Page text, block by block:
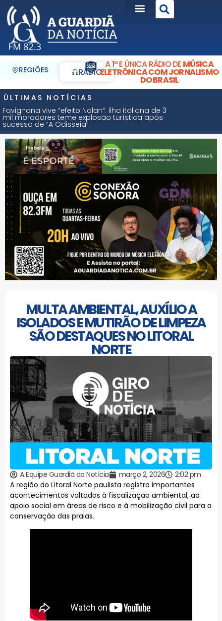
REGIÕES RÁDIO
A 1ª E ÚNICA RÁDIO DE MÚSICA
ELETRÔNICA COM JORNALISMO
DO BRASIL
ÚLTIMAS NOTÍCIAS
Favignana vive “efeito Nolan”: ilha italiana de 3
mil moradores teme explosão turística após
sucesso de “A Odisseia”
MULTA AMBIENTAL, AUXÍLIO A
ISOLADOS E MUTIRÃO DE LIMPEZA
SÃO DESTAQUES NO LITORAL
NORTE
A Equipe Guardiã da Notícia março 2, 2026
2:02 pm
A região do Litoral Norte paulista registra importantes
acontecimentos voltados à fiscalização ambiental, ao
apoio social em áreas de risco e à mobilização civil para a
conservação das praias.